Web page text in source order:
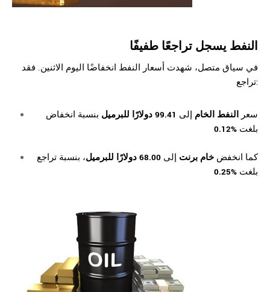
النفط يسجل تراجعًا طفيفًا
في سياق متصل، شهدت أسعار النفط انخفاضًا اليوم الاثنين. فقد
تراجع:
سعر النفط الخام إلى 99.41 دولارًا للبرميل
بنسبة انخفاض
بلغت %0.12
كما انخفض خام برنت إلى 68.00 دولارًا للبرميل
، بنسبة تراجع
بلغت %0.25